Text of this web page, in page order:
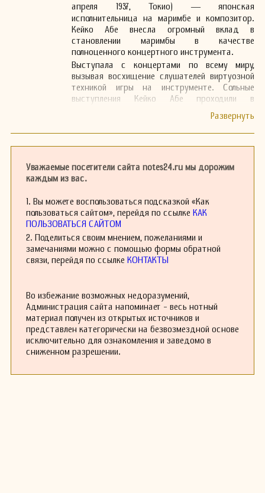
апреля 1937, Токио) ― японская
исполнительница на маримбе и композитор.
Кейко Абе внесла огромный вклад в
становлении маримбы в качестве
полноценного концертного инструмента.
Выступала с концертами по всему миру,
вызывая восхищение слушателей виртуозной
техникой игры на инструменте. Сольные
выступления Кейко Абе проходили в
холле (Нью-Йорк,
1981), Концертгебау (Амстердам, 1984),
Берлинской филармонии (1994), Концертхаус
Кейко Абе занимается преподаванием, она -
профессор Школы музыки Тохо Гаукен в Токио.
100 ведущих консерваторий мира : в Северной
Америке, Европе и Азии.
Абэ принадлежит более 70 произведений для
маримбы (или с её участием), которые стали
классическими стандартами, прочно вошли в
репертуар этого инструмента и исполняются
Уважаемые посетители сайта notes24.ru мы дорожим
каждым из вас.
1. Вы можете воспользоваться подсказкой «Как
пользоваться сайтом», перейдя по ссылке КАК
ПОЛЬЗОВАТЬСЯ САЙТОМ
2. Поделиться своим мнением, пожеланиями и
замечаниями можно с помощью формы обратной
связи, перейдя по ссылке КОНТАКТЫ
Во избежание возможных недоразумений,
Администрация сайта напоминает - весь нотный
материал получен из открытых источников и
представлен категорически на безвозмездной основе
исключительно для ознакомления и заведомо в
сниженном разрешении.